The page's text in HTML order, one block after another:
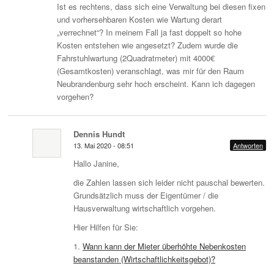
Ist es rechtens, dass sich eine Verwaltung bei diesen fixen
und vorhersehbaren Kosten wie Wartung derart
„verrechnet“? In meinem Fall ja fast doppelt so hohe
Kosten entstehen wie angesetzt? Zudem wurde die
Fahrstuhlwartung (2Quadratmeter) mit 4000€
(Gesamtkosten) veranschlagt, was mir für den Raum
Neubrandenburg sehr hoch erscheint. Kann ich dagegen
vorgehen?
Dennis Hundt
13. Mai 2020 - 08:51 Antworten
Hallo Janine,
die Zahlen lassen sich leider nicht pauschal bewerten.
Grundsätzlich muss der Eigentümer / die
Hausverwaltung wirtschaftlich vorgehen.
Hier Hilfen für Sie:
1. Wann kann der Mieter überhöhte Nebenkosten
beanstanden (Wirtschaftlichkeitsgebot)?